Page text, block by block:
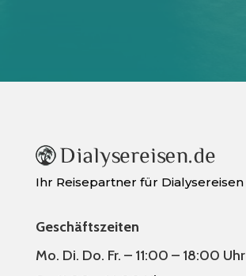
Ihr Reisepartner für Dialysereisen
Geschäftszeiten
Mo. Di. Do. Fr. – 11:00 – 18:00 Uhr